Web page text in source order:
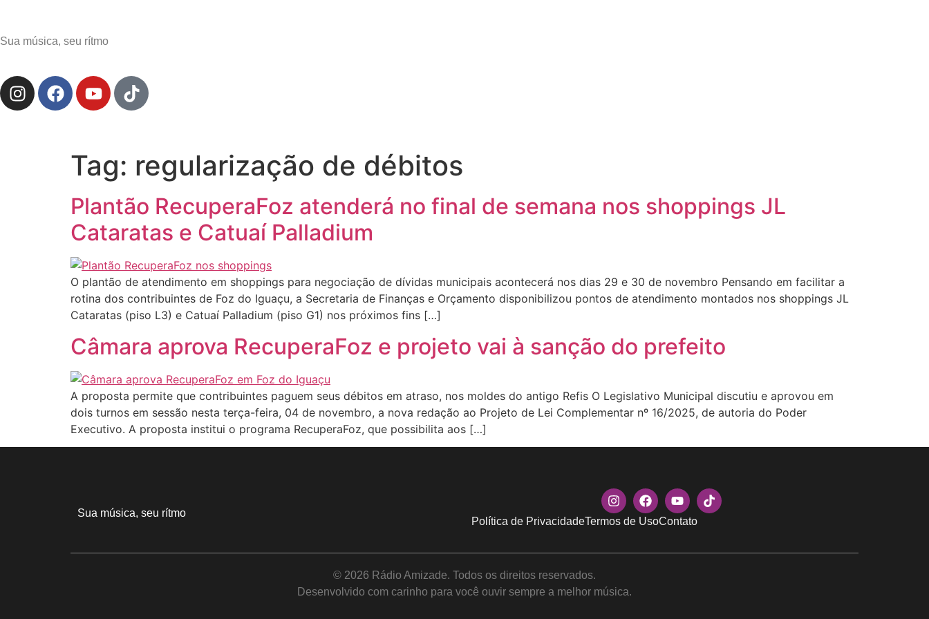
Sua música, seu rítmo
Tag: regularização de débitos
Plantão RecuperaFoz atenderá no final de semana nos shoppings JL
Cataratas e Catuaí Palladium
O plantão de atendimento em shoppings para negociação de dívidas municipais acontecerá nos dias 29 e 30 de novembro Pensando em facilitar a
rotina dos contribuintes de Foz do Iguaçu, a Secretaria de Finanças e Orçamento disponibilizou pontos de atendimento montados nos shoppings JL
Cataratas (piso L3) e Catuaí Palladium (piso G1) nos próximos fins […]
Câmara aprova RecuperaFoz e projeto vai à sanção do prefeito
A proposta permite que contribuintes paguem seus débitos em atraso, nos moldes do antigo Refis O Legislativo Municipal discutiu e aprovou em
dois turnos em sessão nesta terça-feira, 04 de novembro, a nova redação ao Projeto de Lei Complementar nº 16/2025, de autoria do Poder
Executivo. A proposta institui o programa RecuperaFoz, que possibilita aos […]
Sua música, seu rítmo
Política de PrivacidadeTermos de UsoContato
© 2026 Rádio Amizade. Todos os direitos reservados.
Desenvolvido com carinho para você ouvir sempre a melhor música.